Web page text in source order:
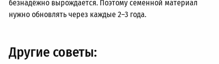
безнадёжно вырождается. Поэтому семенной материал
нужно обновлять через каждые2–3 года.
Другие советы: